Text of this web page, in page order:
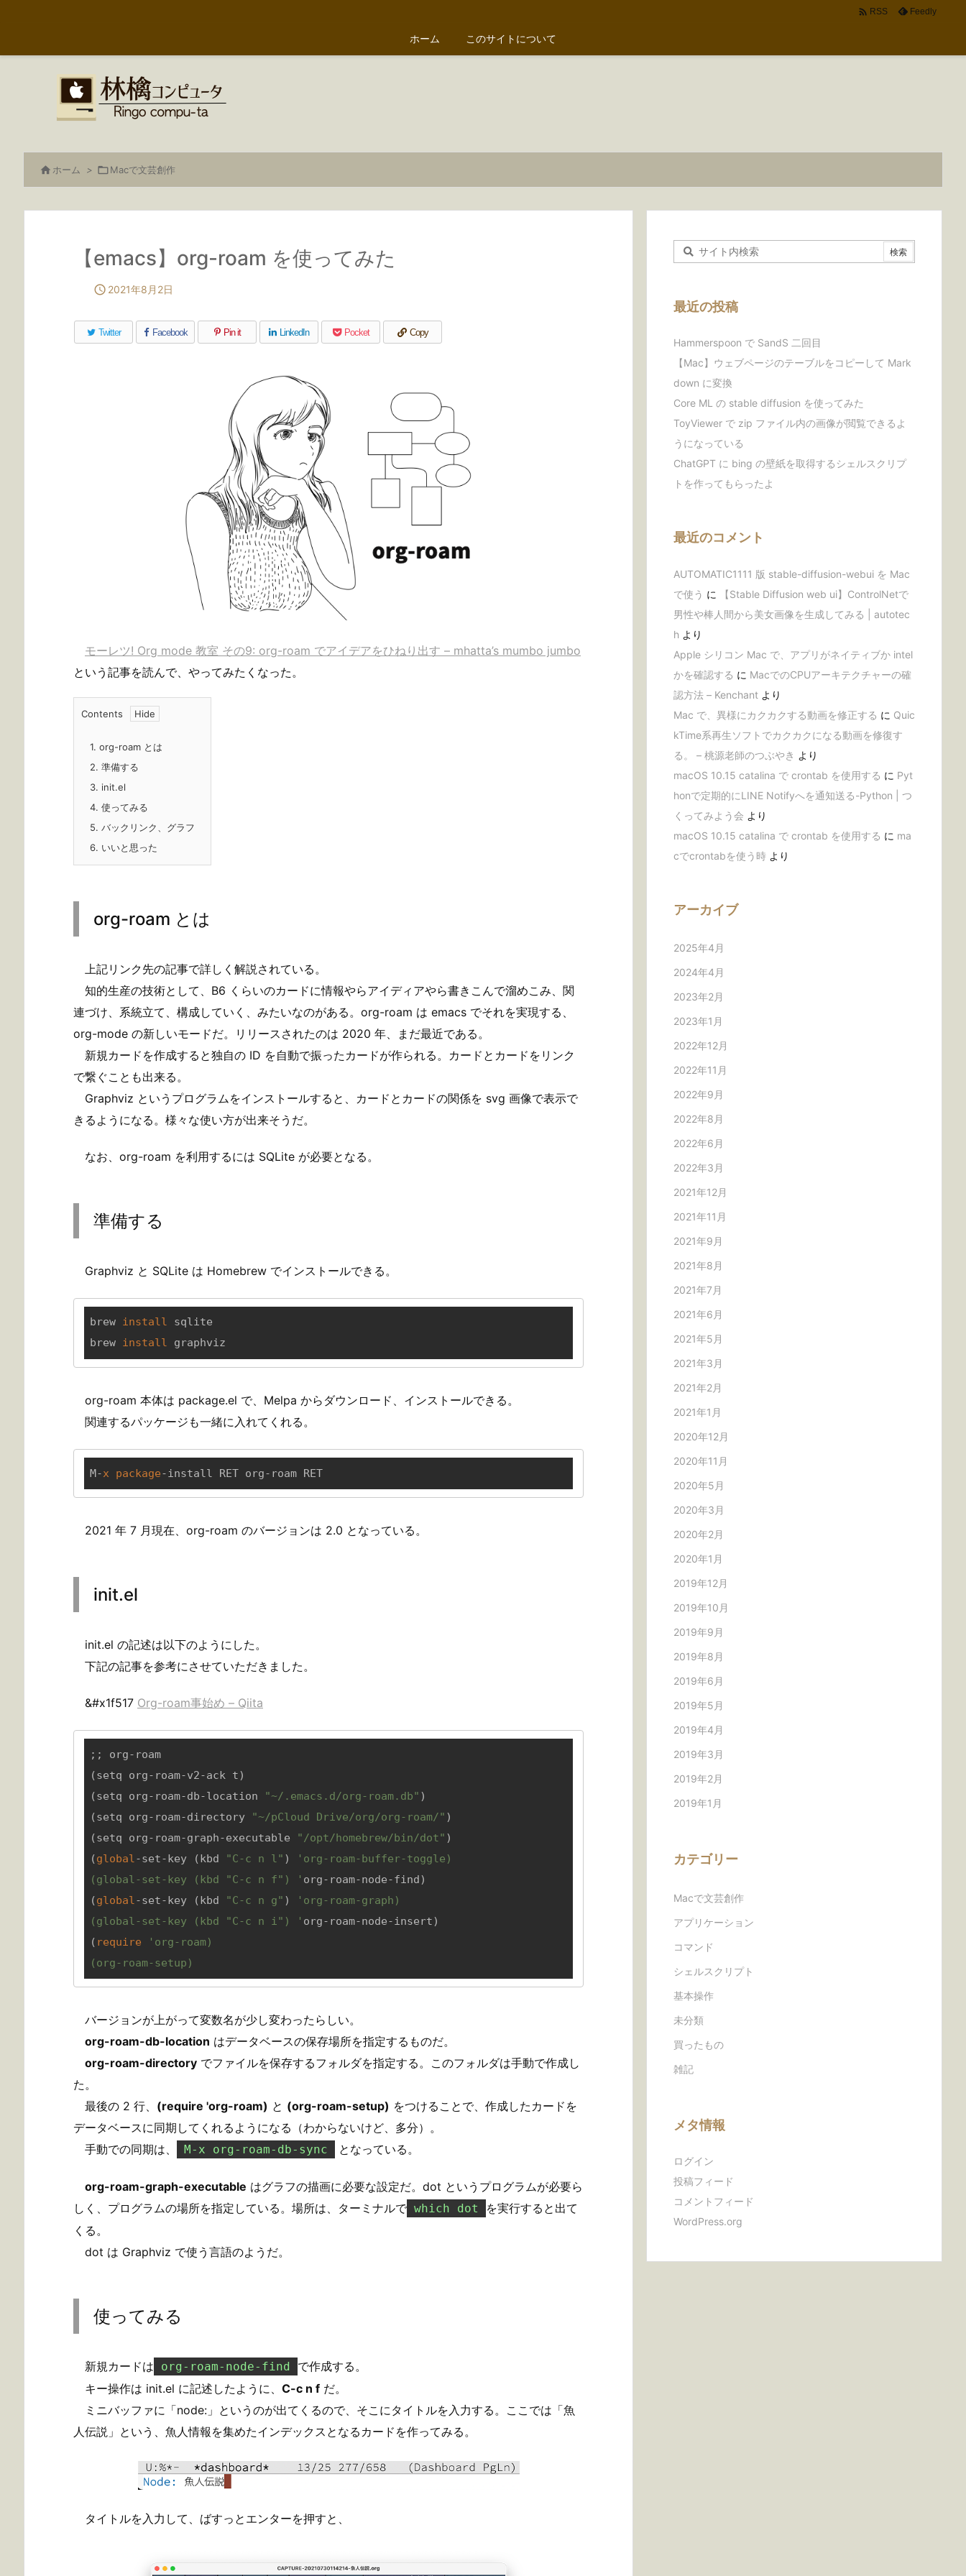
ホーム このサイトについて
 RSS Feedly
 ホーム > Macで文芸創作
【emacs】org-roam を使ってみた
 2021年8月2日
Twitter Facebook Pin it LinkedIn Pocket Copy
モーレツ! Org mode 教室 その9: org-roam でアイデアをひねり出す – mhatta’s mumbo jumbo
という記事を読んで、やってみたくなった。
Contents
1. org-roam とは
2. 準備する
3. init.el
4. 使ってみる
5. バックリンク、グラフ
6. いいと思った
org-roam とは
上記リンク先の記事で詳しく解説されている。
知的生産の技術として、B6 くらいのカードに情報やらアイディアやら書きこんで溜めこみ、関
連づけ、系統立て、構成していく、みたいなのがある。org-roam は emacs でそれを実現する、
org-mode の新しいモードだ。リリースされたのは 2020 年、まだ最近である。
新規カードを作成すると独自の ID を自動で振ったカードが作られる。カードとカードをリンク
で繋ぐことも出来る。
Graphviz というプログラムをインストールすると、カードとカードの関係を svg 画像で表示で
きるようになる。様々な使い方が出来そうだ。
なお、org-roam を利用するには SQLite が必要となる。
準備する
Graphviz と SQLite は Homebrew でインストールできる。
brew install sqlite
brew install graphviz
org-roam 本体は package.el で、Melpa からダウンロード、インストールできる。
関連するパッケージも一緒に入れてくれる。
M-x package-install RET org-roam RET
2021 年 7 月現在、org-roam のバージョンは 2.0 となっている。
init.el
init.el の記述は以下のようにした。
下記の記事を参考にさせていただきました。
&#x1f517 Org-roam事始め – Qiita
;; org-roam
(setq org-roam-v2-ack t)
(setq org-roam-db-location
"~/.emacs.d/org-roam.db" )
(setq org-roam-directory
"~/pCloud Drive/org/org-roam/" )
(setq org-roam-graph-executable
"/opt/homebrew/bin/dot" )
(global -set-key (kbd "C-c n l" )
'org-roam-buffer-toggle)
(global-set-key (kbd "C-c n f") ' org-roam-node-find)
(global -set-key (kbd "C-c n g" )
'org-roam-graph)
(global-set-key (kbd "C-c n i") ' org-roam-node-insert)
( require
'org-roam)
(org-roam-setup)
バージョンが上がって変数名が少し変わったらしい。
org-roam-db-location はデータベースの保存場所を指定するものだ。
org-roam-directory でファイルを保存するフォルダを指定する。このフォルダは手動で作成し
た。
最後の 2 行、 (require 'org-roam) と (org-roam-setup) をつけることで、作成したカードを
データベースに同期してくれるようになる（わからないけど、多分）。
手動での同期は、
M-x org-roam-db-sync となっている。
org-roam-graph-executable はグラフの描画に必要な設定だ。dot というプログラムが必要ら
しく、プログラムの場所を指定している。場所は、ターミナルで which dot
を実行すると出て
くる。
dot は Graphviz で使う言語のようだ。
使ってみる
新規カードは org-roam-node-find
で作成する。
キー操作は init.el に記述したように、 C-c n f だ。
ミニバッファに「node:」というのが出てくるので、そこにタイトルを入力する。ここでは「魚
人伝説」という、魚人情報を集めたインデックスとなるカードを作ってみる。
タイトルを入力して、ばすっとエンターを押すと、
最近の投稿
Hammerspoon で SandS 二回目
【Mac】ウェブページのテーブルをコピーして Mark
down に変換
Core ML の stable diffusion を使ってみた
ToyViewer で zip ファイル内の画像が閲覧できるよ
うになっている
ChatGPT に bing の壁紙を取得するシェルスクリプ
トを作ってもらったよ
最近のコメント
AUTOMATIC1111 版 stable-diffusion-webui を Mac
で使う に
【Stable Diffusion web ui】ControlNetで
男性や棒人間から美女画像を生成してみる | autotec
h より
Apple シリコン Mac で、アプリがネイティブか intel
かを確認する に MacでのCPUアーキテクチャーの確
認方法 – Kenchant より
Mac で、異様にカクカクする動画を修正する に Quic
kTime系再生ソフトでカクカクになる動画を修復す
る。 – 桃源老師のつぶやき より
macOS 10.15 catalina で crontab を使用する に Pyt
honで定期的にLINE Notifyへを通知送る-Python | つ
くってみよう会 より
macOS 10.15 catalina で crontab を使用する に ma
cでcrontabを使う時 より
アーカイブ
2025年4月
2024年4月
2023年2月
2023年1月
2022年12月
2022年11月
2022年9月
2022年8月
2022年6月
2022年3月
2021年12月
2021年11月
2021年9月
2021年8月
2021年7月
2021年6月
2021年5月
2021年3月
2021年2月
2021年1月
2020年12月
2020年11月
2020年5月
2020年3月
2020年2月
2020年1月
2019年12月
2019年10月
2019年9月
2019年8月
2019年6月
2019年5月
2019年4月
2019年3月
2019年2月
2019年1月
カテゴリー
Macで文芸創作
アプリケーション
コマンド
シェルスクリプト
基本操作
未分類
買ったもの
雑記
メタ情報
ログイン
投稿フィード
コメントフィード
WordPress.org